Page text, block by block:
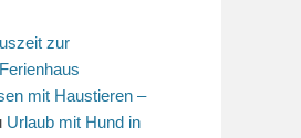
zur
mit Haustieren –
Urlaub mit Hund in